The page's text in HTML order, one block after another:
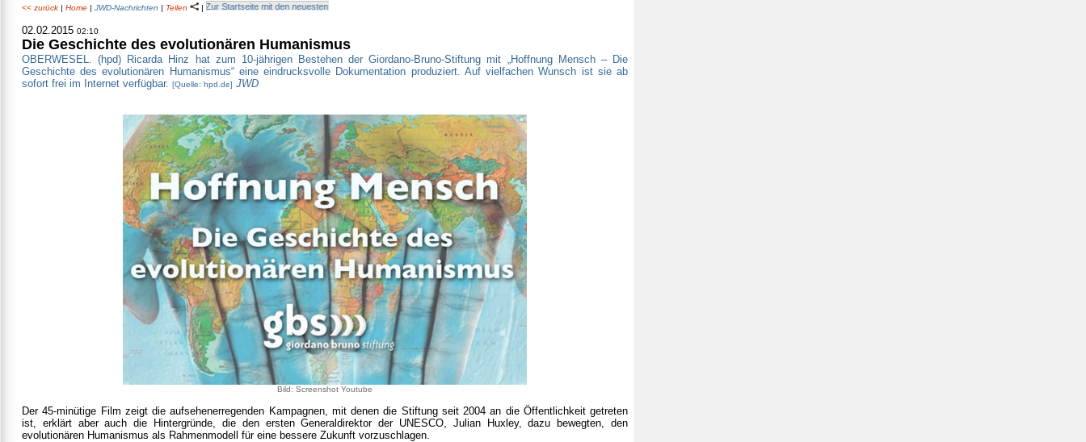
<< zurück | Home | JWD-Nachrichten | Teilen |
02.02.2015 02:10
Die Geschichte des evolutionären Humanismus
OBERWESEL. (hpd) Ricarda Hinz hat zum 10-jährigen Bestehen der Giordano-Bruno-Stiftung mit „Hoffnung Mensch – Die
Geschichte des evolutionären Humanismus“ eine eindrucksvolle Dokumentation produziert. Auf vielfachen Wunsch ist sie ab
sofort frei im Internet verfügbar. [Quelle: hpd.de] JWD
Bild: Screenshot Youtube
Der 45-minütige Film zeigt die aufsehenerregenden Kampagnen, mit denen die Stiftung seit 2004 an die Öffentlichkeit getreten
ist, erklärt aber auch die Hintergründe, die den ersten Generaldirektor der UNESCO, Julian Huxley, dazu bewegten, den
evolutionären Humanismus als Rahmenmodell für eine bessere Zukunft vorzuschlagen.